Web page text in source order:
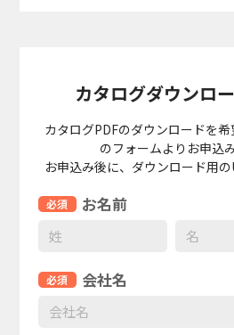
カタログダウンロ
カタログPDFのダウンロードを
のフォームよりお申込
お申込み後に、ダウンロード⽤の
お名前
会社名